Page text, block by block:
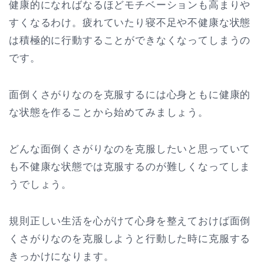
健康的になればなるほどモチベーションも高まりや
すくなるわけ。疲れていたり寝不足や不健康な状態
は積極的に行動することができなくなってしまうの
です。
面倒くさがりなのを克服するには心身ともに健康的
な状態を作ることから始めてみましょう。
どんな面倒くさがりなのを克服したいと思っていて
も不健康な状態では克服するのが難しくなってしま
うでしょう。
規則正しい生活を心がけて心身を整えておけば面倒
くさがりなのを克服しようと行動した時に克服する
きっかけになります。